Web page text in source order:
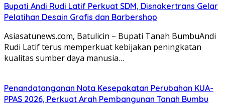
Bupati Andi Rudi Latif Perkuat SDM, Disnakertrans Gelar
Pelatihan Desain Grafis dan Barbershop
Asiasatunews.com, Batulicin – Bupati Tanah BumbuAndi
Rudi Latif terus memperkuat kebijakan peningkatan
kualitas sumber daya manusia…
Penandatanganan Nota Kesepakatan Perubahan KUA-
PPAS 2026, Perkuat Arah Pembangunan Tanah Bumbu